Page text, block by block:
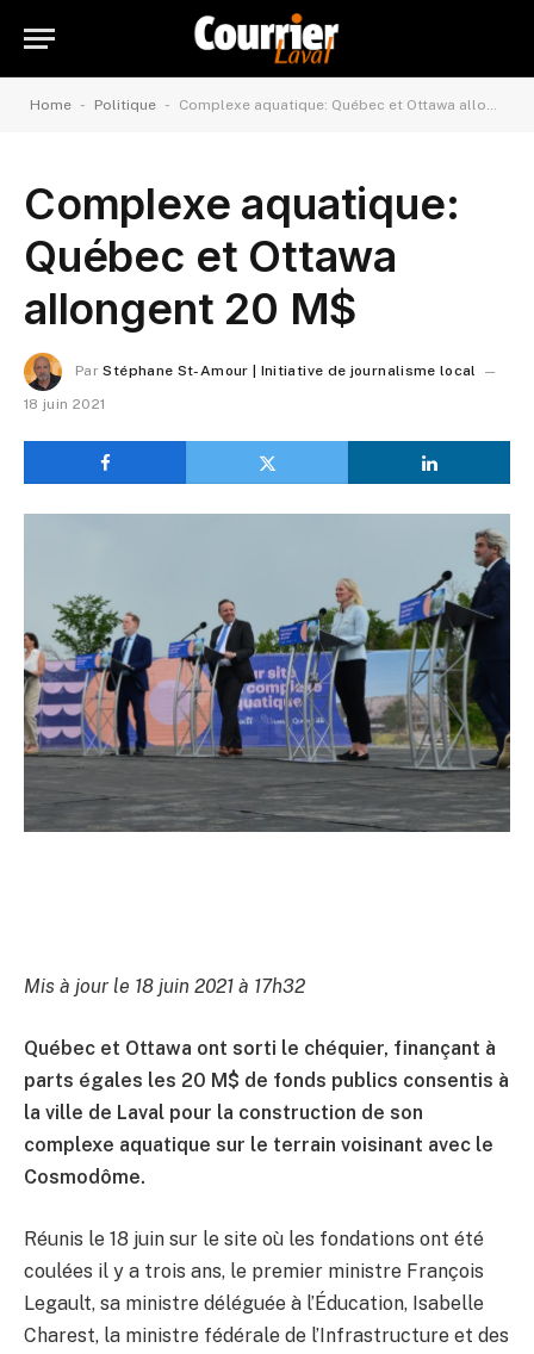
Home - Politique - Complexe aquatique: Québec et Ottawa allongent 20 M$
Complexe aquatique:
Québec et Ottawa
allongent 20 M$
Par Stéphane St-Amour | Initiative de journalisme local
18 juin 2021
Mis à jour le 18 juin 2021 à 17h32
Québec et Ottawa ont sorti le chéquier, finançant à
parts égales les 20 M$ de fonds publics consentis à
la ville de Laval pour la construction de son
complexe aquatique sur le terrain voisinant avec le
Cosmodôme.
Réunis le 18 juin sur le site où les fondations ont été
coulées il y a trois ans, le premier ministre François
Legault, sa ministre déléguée à l’Éducation, Isabelle
Charest, la ministre fédérale de l’Infrastructure et des